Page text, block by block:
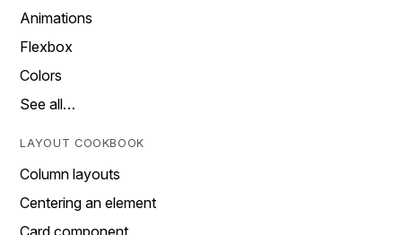
Animations
Flexbox
Colors
See all…
LAYOUT COOKBOOK
Column layouts
Centering an element